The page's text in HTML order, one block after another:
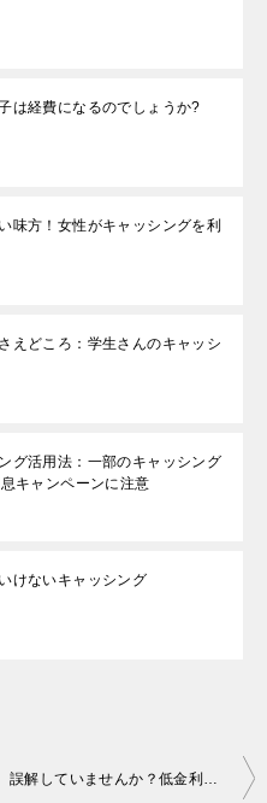
は経費になるのでしょうか?
味方！女性がキャッシングを利
えどころ：学生さんのキャッシ
グ活用法：一部のキャッシング
キャンペーンに注意
けないキャッシング
誤解していませんか？低金利キャンペーンがキャッシングの狙い目